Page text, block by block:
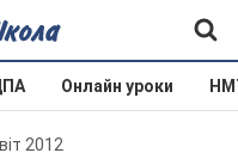
Онлайн уроки
2012